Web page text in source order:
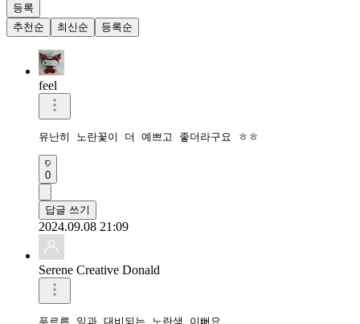
등록
추천순
최신순 등록순
feel
유난히 노란꽃이 더 예쁘고 좋더라구요 ㅎㅎ
0
답글 쓰기
2024.09.08 21:09
Serene Creative Donald
푸르른 잎과 대비되는 노란색 이뻐요